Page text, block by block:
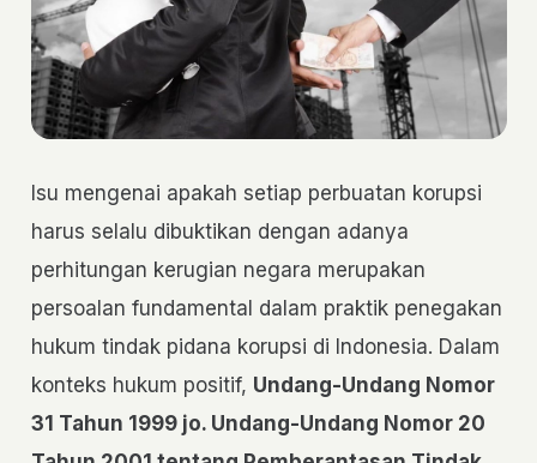
Isu mengenai apakah setiap perbuatan korupsi
harus selalu dibuktikan dengan adanya
perhitungan kerugian negara merupakan
persoalan fundamental dalam praktik penegakan
hukum tindak pidana korupsi di Indonesia. Dalam
konteks hukum positif, Undang-Undang Nomor
31 Tahun 1999 jo. Undang-Undang Nomor 20